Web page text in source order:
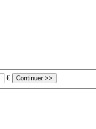
€ Continuer >>